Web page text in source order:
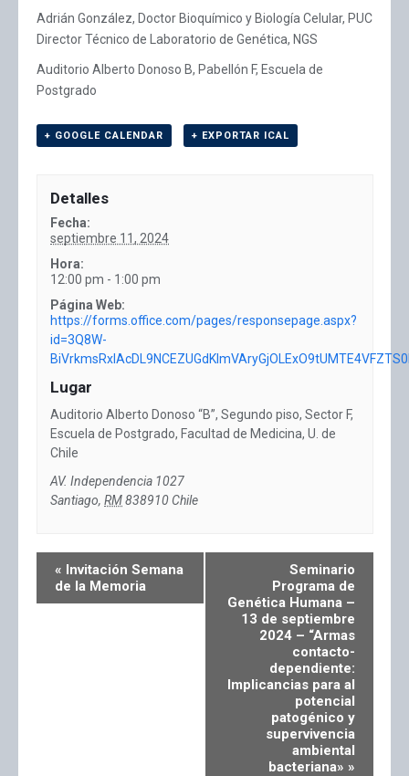
Adrián González, Doctor Bioquímico y Biología Celular, PUC
Director Técnico de Laboratorio de Genética, NGS
Auditorio Alberto Donoso B, Pabellón F, Escuela de
Postgrado
+ GOOGLE CALENDAR + EXPORTAR ICAL
Detalles
Fecha:
septiembre 11, 2024
Hora:
12:00 pm - 1:00 pm
Página Web:
https://forms.office.com/pages/responsepage.aspx?
id=3Q8W-
Lugar
Auditorio Alberto Donoso “B”, Segundo piso, Sector F,
Escuela de Postgrado, Facultad de Medicina, U. de
Chile
AV. Independencia 1027
Santiago, RM838910 Chile
« Invitación Semana
de la Memoria
Seminario
Programa de
Genética Humana –
13 de septiembre
2024 – “Armas
contacto-
dependiente:
Implicancias para al
potencial
patogénico y
supervivencia
ambiental
bacteriana» »